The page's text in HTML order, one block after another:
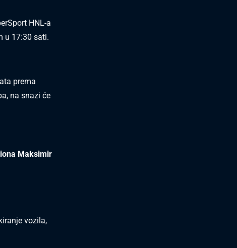
HNL-a
u 17:30 sati.
prema
na snazi će
Maksimir
vozila,